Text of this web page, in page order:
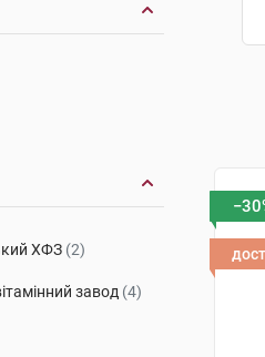
ХФЗ (2)
завод (4)